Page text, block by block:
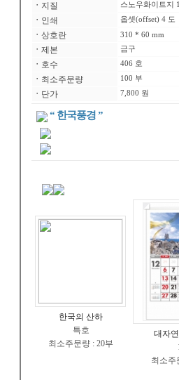
ㆍ 지질 스노우화이트지
ㆍ 인쇄 옵셋(offset) 4 도
ㆍ 상호란 310 * 60 mm
ㆍ 제본 금구
ㆍ 호수 406 호
ㆍ 최소주문량 100 부
ㆍ 단가 7,800 원
“ 한국풍경 ”
한국의 산하
특호
최소주문량 : 20부
대자
최소주